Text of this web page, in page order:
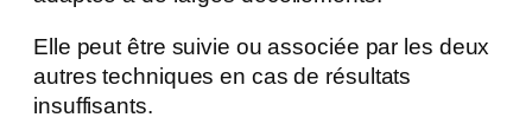
Elle peut être suivie ou associée par les deux
autres techniques en cas de résultats
insuffisants.